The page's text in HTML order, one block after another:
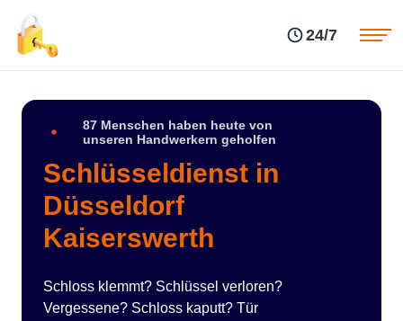
24/7
87 Menschen haben heute von
unseren Handwerkern geholfen
Schlüsseldienst in
Düsseldorf
Kaiserswerth
Schloss klemmt? Schlüssel verloren?
Vergessene? Schloss kaputt? Tür